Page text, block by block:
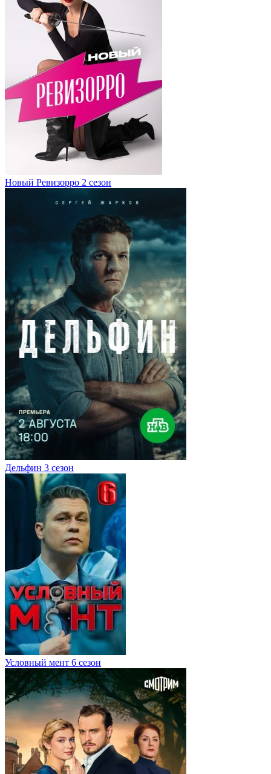
Новый Ревизорро 2 сезон
Дельфин 3 сезон
Условный мент 6 сезон